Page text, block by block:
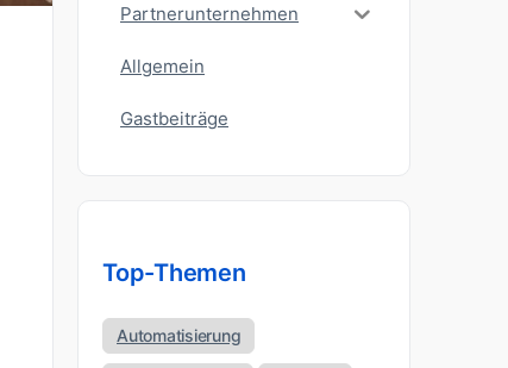
Partnerunternehmen
Allgemein
Gastbeiträge
Top-Themen
Automatisierung